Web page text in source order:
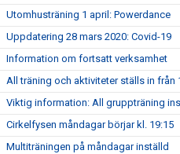
Utomhusträning 1 april: Powerdance
Uppdatering 28 mars 2020: Covid-19
Information om fortsatt verksamhet
All träning och aktiviteter ställs in från
Viktig information: All gruppträning
Cirkelfysen måndagar börjar kl. 19:15
Multiträningen på måndagar inställd